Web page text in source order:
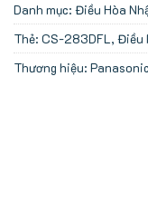
Danh mục: Điều Hòa
Thẻ: CS-283DFL, Điều
Thương hiệu: Panasonic